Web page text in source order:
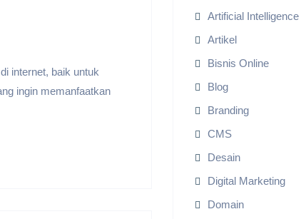
internet, baik untuk
ingin memanfaatkan
Artificial Intelligence
Artikel
Bisnis Online
Blog
Branding
CMS
Desain
Digital Marketing
Domain